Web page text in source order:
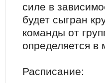
силе в
будет сыгран
команды от
определяется в
Расписание: